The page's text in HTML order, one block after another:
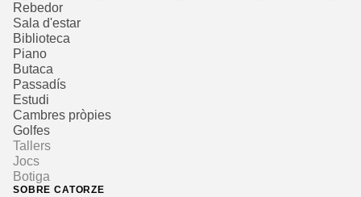
Rebedor
Sala d'estar
Biblioteca
Piano
Butaca
Passadís
Estudi
Cambres pròpies
Golfes
Tallers
Jocs
Botiga
SOBRE CATORZE